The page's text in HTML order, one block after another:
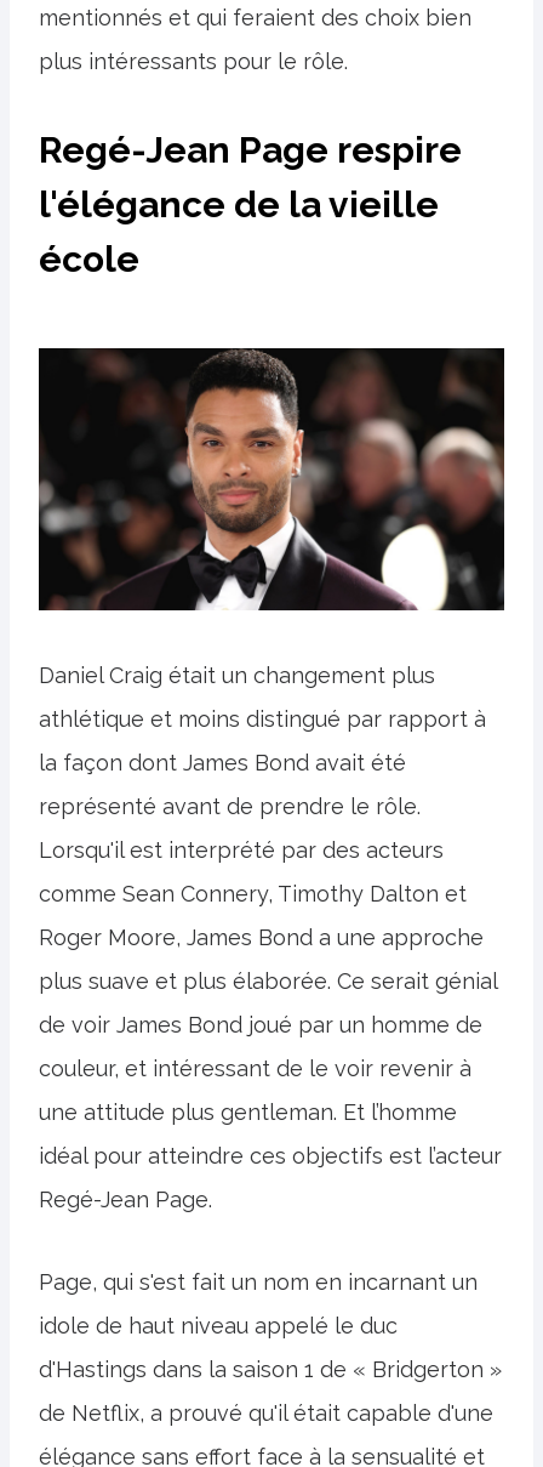
mentionnés et qui feraient des choix bien
plus intéressants pour le rôle.
Regé-Jean Page respire
l'élégance de la vieille
école
Daniel Craig était un changement plus
athlétique et moins distingué par rapport à
la façon dont James Bond avait été
représenté avant de prendre le rôle.
Lorsqu'il est interprété par des acteurs
comme Sean Connery, Timothy Dalton et
Roger Moore, James Bond a une approche
plus suave et plus élaborée. Ce serait génial
de voir James Bond joué par un homme de
couleur, et intéressant de le voir revenir à
une attitude plus gentleman. Et l’homme
idéal pour atteindre ces objectifs est l’acteur
Regé-Jean Page.
Page, qui s'est fait un nom en incarnant un
idole de haut niveau appelé le duc
d'Hastings dans la saison 1 de « Bridgerton »
de Netflix, a prouvé qu'il était capable d'une
élégance sans effort face à la sensualité et